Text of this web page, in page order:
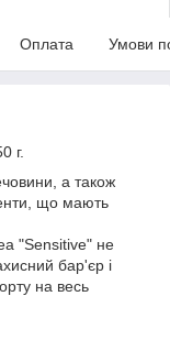
Оплата Умови
г.
а також
що мають
"Sensitive" не
бар'єр і
на весь